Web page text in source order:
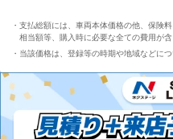
支払総額には、車両本体価格の他、保険
相当額等、購入時に必要な全ての費用が含
当該価格は、登録等の時期や地域などに